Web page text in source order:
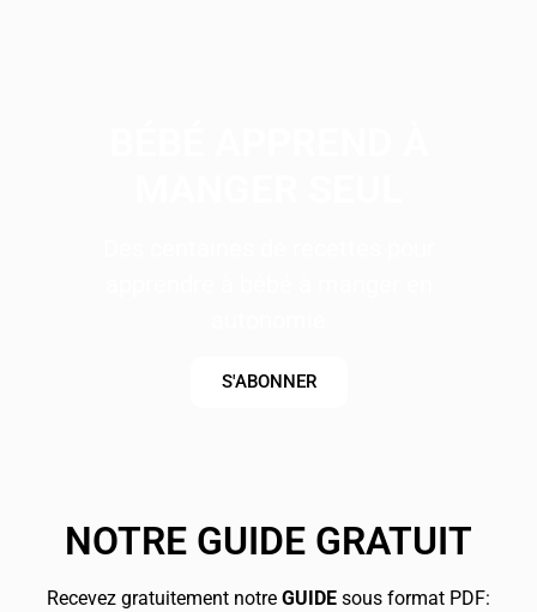
S'ABONNER
NOTRE GUIDE GRATUIT
Recevez gratuitement notre GUIDE sous format PDF: